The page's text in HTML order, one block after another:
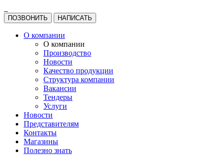
ПОЗВОНИТЬ НАПИСАТЬ
О компании
О компании
Производство
Новости
Качество продукции
Структура компании
Вакансии
Тендеры
Услуги
Новости
Представителям
Контакты
Магазины
Полезно знать